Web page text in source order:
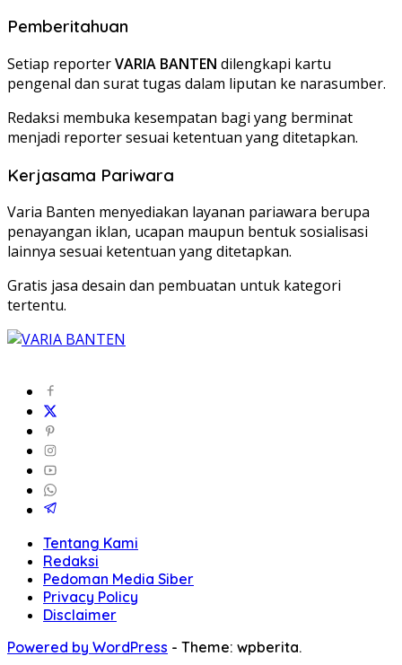
Pemberitahuan
Setiap reporterVARIA BANTEN dilengkapi kartu
pengenal dan surat tugas dalam liputan ke narasumber.
Redaksi membuka kesempatan bagi yang berminat
menjadi reporter sesuai ketentuan yang ditetapkan.
Kerjasama Pariwara
Varia Banten menyediakan layanan pariawara berupa
penayangan iklan, ucapan maupun bentuk sosialisasi
lainnya sesuai ketentuan yang ditetapkan.
Gratis jasa desain dan pembuatan untuk kategori
tertentu.
Tentang Kami
Redaksi
Pedoman Media Siber
Privacy Policy
Disclaimer
Powered by WordPress - Theme: wpberita.